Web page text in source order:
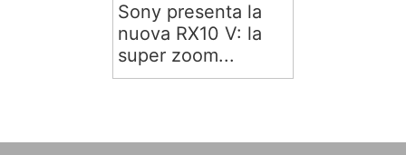
Sony presenta la
nuova RX10 V: la
super zoom...